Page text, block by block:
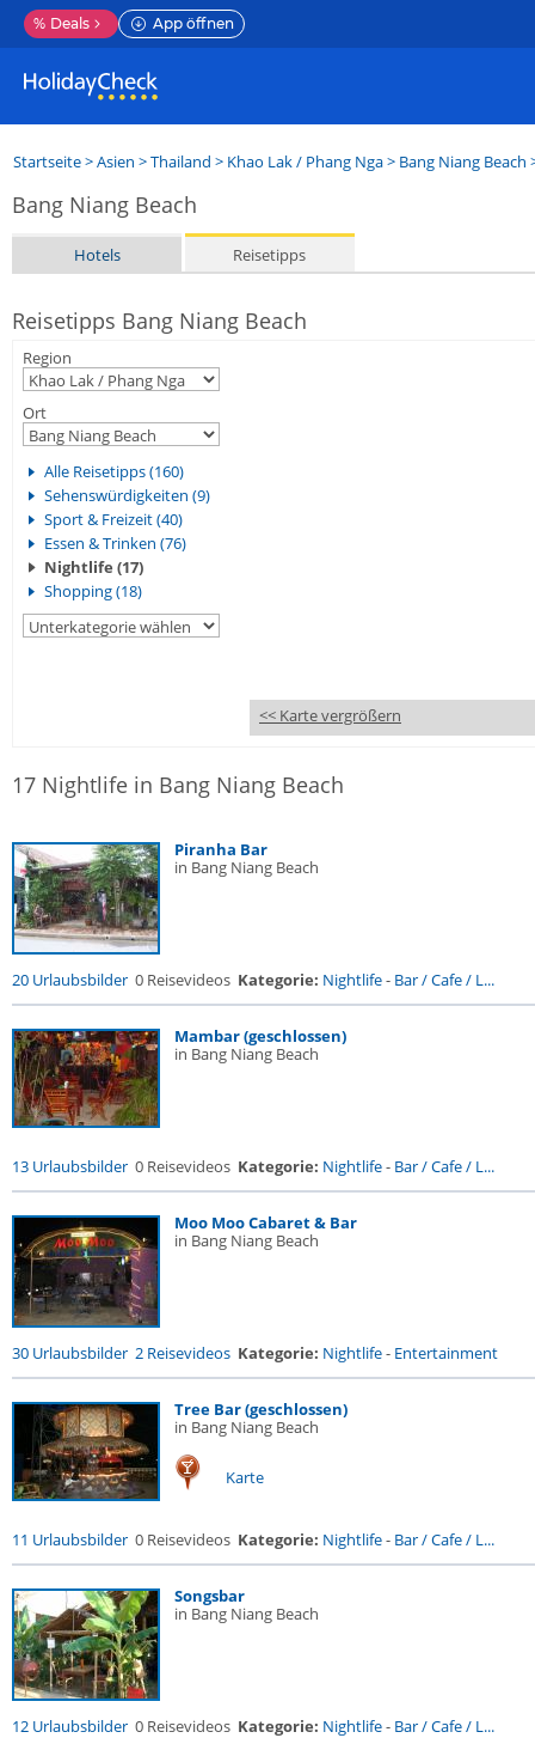
% Deals App öffnen
Startseite>Asien >Thailand > Khao Lak / Phang Nga> Bang Niang Beach
Bang Niang Beach
Hotels Reisetipps
Reisetipps Bang Niang Beach
Region
Ort
Alle Reisetipps (160)
Sehenswürdigkeiten (9)
Sport & Freizeit (40)
Essen & Trinken (76)
Nightlife (17)
Shopping (18)
<< Karte vergrößern
17 Nightlife in Bang Niang Beach
Piranha Bar
in Bang Niang Beach
20 Urlaubsbilder 0 Reisevideos Kategorie: Nightlife- Bar / Cafe / L...
Mambar (geschlossen)
in Bang Niang Beach
13 Urlaubsbilder 0 Reisevideos Kategorie: Nightlife- Bar / Cafe / L...
Moo Moo Cabaret & Bar
in Bang Niang Beach
30 Urlaubsbilder 2 Reisevideos Kategorie: Nightlife- Entertainment
Tree Bar (geschlossen)
in Bang Niang Beach
Karte
11 Urlaubsbilder 0 Reisevideos Kategorie: Nightlife- Bar / Cafe / L...
Songsbar
in Bang Niang Beach
12 Urlaubsbilder 0 Reisevideos Kategorie: Nightlife- Bar / Cafe / L...